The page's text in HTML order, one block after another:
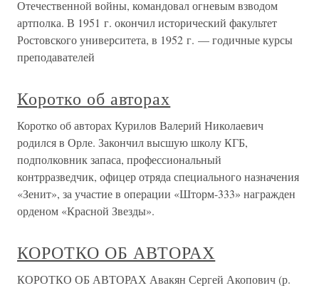
Отечественной войны, командовал огневым взводом
артполка. В 1951 г. окончил исторический факультет
Ростовского университета, в 1952 г. — годичные курсы
преподавателей
Коротко об авторах
Коротко об авторах Курилов Валерий Николаевич
родился в Орле. Закончил высшую школу КГБ,
подполковник запаса, профессиональный
контрразведчик, офицер отряда специального назначения
«Зенит», за участие в операции «Шторм-333» награжден
орденом «Красной Звезды».
КОРОТКО ОБ АВТОРАХ
КОРОТКО ОБ АВТОРАХ Авакян Сергей Акопович (р.